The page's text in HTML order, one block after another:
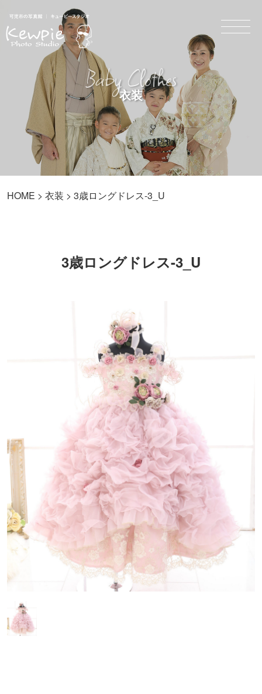
Baby Clothes
衣装
HOME > 衣装 > 3歳ロングドレス-3_U
3歳ロングドレス-3_U